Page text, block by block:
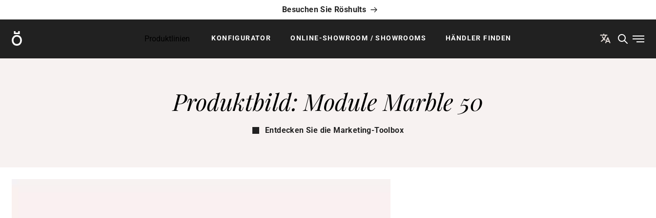
Besuchen Sie Röshults
Röshults Produktlinien KONFIGURATOR ONLINE-SHOWROOM / SHOWROOMS HÄNDLER FINDEN
Produktbild: Module Marble 50
Entdecken Sie die Marketing-Toolbox